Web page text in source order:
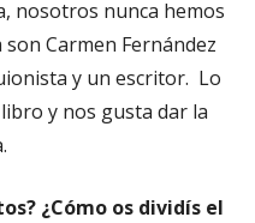
nosotros nunca hemos
Carmen Fernández
y un escritor. Lo
y nos gusta dar la
¿Cómo os dividís el